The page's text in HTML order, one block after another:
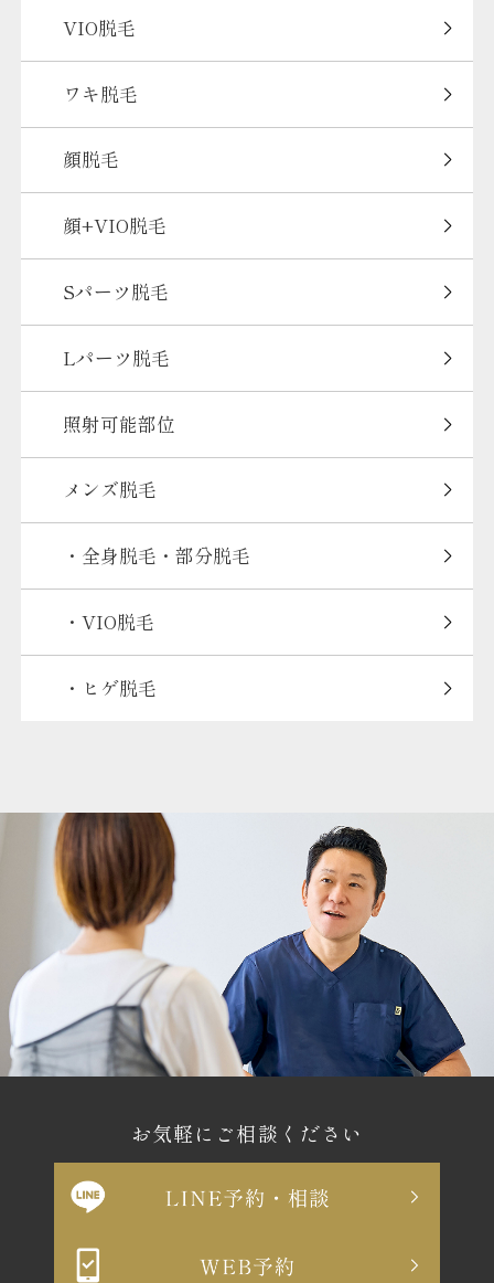
VIO脱毛
ワキ脱毛
顔脱毛
顔+VIO脱毛
Sパーツ脱毛
Lパーツ脱毛
照射可能部位
メンズ脱毛
・全身脱毛・部分脱毛
・VIO脱毛
・ヒゲ脱毛
お気軽にご相談ください